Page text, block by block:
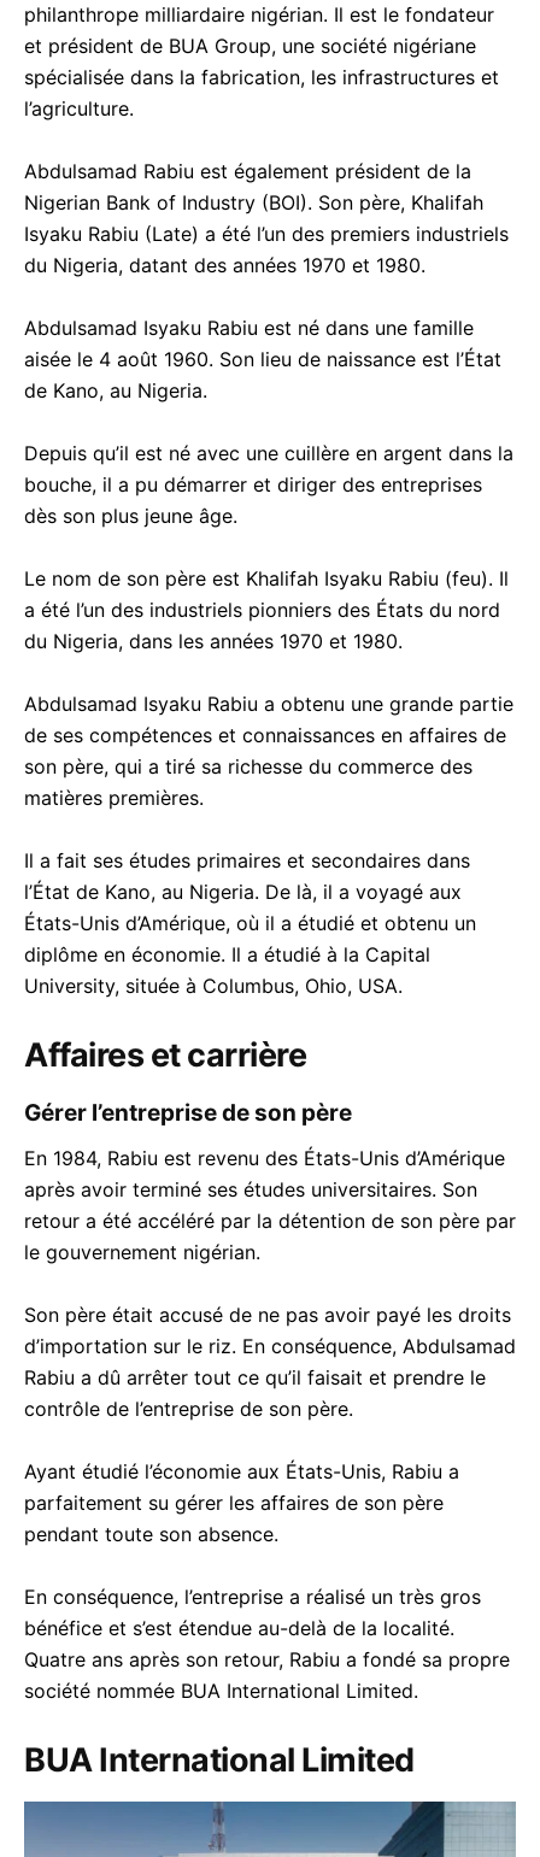
philanthrope milliardaire nigérian. Il est le fondateur
et président de BUA Group, une société nigériane
spécialisée dans la fabrication, les infrastructures et
l’agriculture.
Abdulsamad Rabiu est également président de la
Nigerian Bank of Industry (BOI). Son père, Khalifah
Isyaku Rabiu (Late) a été l’un des premiers industriels
du Nigeria, datant des années 1970 et 1980.
Abdulsamad Isyaku Rabiu est né dans une famille
aisée le 4 août 1960. Son lieu de naissance est l’État
de Kano, au Nigeria.
Depuis qu’il est né avec une cuillère en argent dans la
bouche, il a pu démarrer et diriger des entreprises
dès son plus jeune âge.
Le nom de son père est Khalifah Isyaku Rabiu (feu). Il
a été l’un des industriels pionniers des États du nord
du Nigeria, dans les années 1970 et 1980.
Abdulsamad Isyaku Rabiu a obtenu une grande partie
de ses compétences et connaissances en affaires de
son père, qui a tiré sa richesse du commerce des
matières premières.
Il a fait ses études primaires et secondaires dans
l’État de Kano, au Nigeria. De là, il a voyagé aux
États-Unis d’Amérique, où il a étudié et obtenu un
diplôme en économie. Il a étudié à la Capital
University, située à Columbus, Ohio, USA.
Affaires et carrière
Gérer l’entreprise de son père
En 1984, Rabiu est revenu des États-Unis d’Amérique
après avoir terminé ses études universitaires. Son
retour a été accéléré par la détention de son père par
le gouvernement nigérian.
Son père était accusé de ne pas avoir payé les droits
d’importation sur le riz. En conséquence, Abdulsamad
Rabiu a dû arrêter tout ce qu’il faisait et prendre le
contrôle de l’entreprise de son père.
Ayant étudié l’économie aux États-Unis, Rabiu a
parfaitement su gérer les affaires de son père
pendant toute son absence.
En conséquence, l’entreprise a réalisé un très gros
bénéfice et s’est étendue au-delà de la localité.
Quatre ans après son retour, Rabiu a fondé sa propre
société nommée BUA International Limited.
BUA International Limited